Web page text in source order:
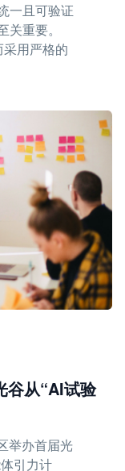
一且可验证
重要。
用严格的
谷从“AI试验
举办首届光
引力计